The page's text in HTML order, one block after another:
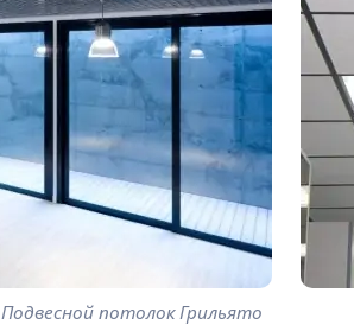
Подвесной потолок Грильято